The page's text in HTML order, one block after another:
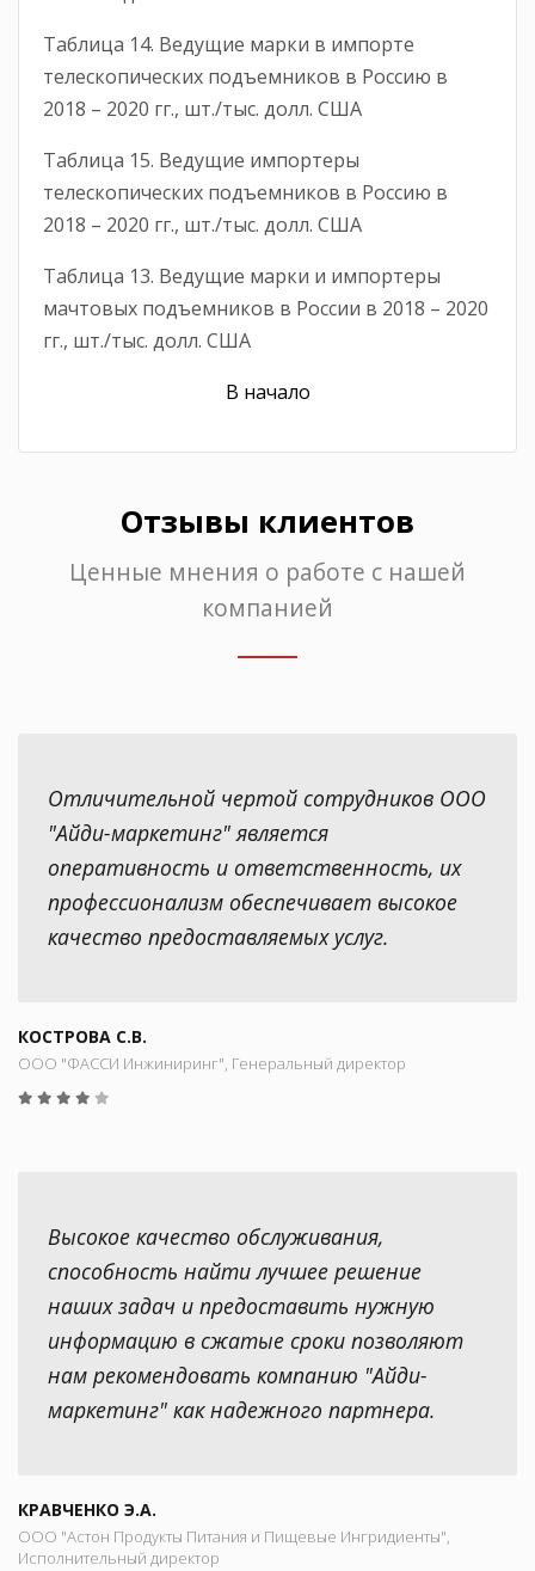
Таблица 14. Ведущие марки в импорте
телескопических подъемников в Россию в
2018 – 2020 гг., шт./тыс. долл. США
Таблица 15. Ведущие импортеры
телескопических подъемников в Россию в
2018 – 2020 гг., шт./тыс. долл. США
Таблица 13. Ведущие марки и импортеры
мачтовых подъемников в России в 2018 – 2020
гг., шт./тыс. долл. США
В начало
Отзывы клиентов
Ценные мнения о работе с нашей
компанией
Отличительной чертой сотрудников ООО
"Айди-маркетинг" является
оперативность и ответственность, их
профессионализм обеспечивает высокое
качество предоставляемых услуг.
КОСТРОВА С.В.
ООО "ФАССИ Инжиниринг", Генеральный директор
Высокое качество обслуживания,
способность найти лучшее решение
наших задач и предоставить нужную
информацию в сжатые сроки позволяют
нам рекомендовать компанию "Айди-
маркетинг" как надежного партнера.
КРАВЧЕНКО Э.А.
ООО "Астон Продукты Питания и Пищевые Ингридиенты",
Исполнительный директор